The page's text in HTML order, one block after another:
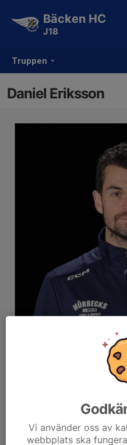
Truppen
Bäcken HC
J18
Daniel Eriksson
Vi använder oss av
webbplats ska